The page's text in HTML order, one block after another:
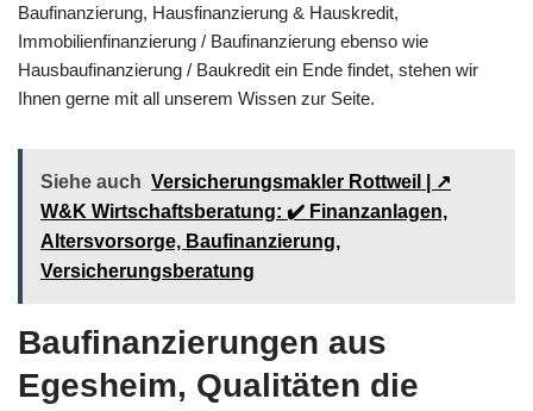
Baufinanzierung, Hausfinanzierung & Hauskredit,
Immobilienfinanzierung / Baufinanzierung ebenso wie
Hausbaufinanzierung / Baukredit ein Ende findet, stehen wir
Ihnen gerne mit all unserem Wissen zur Seite.
Siehe auch Versicherungsmakler Rottweil | ↗️
W&K Wirtschaftsberatung: ✔️ Finanzanlagen,
Altersvorsorge, Baufinanzierung,
Versicherungsberatung
Baufinanzierungen aus
Egesheim, Qualitäten die